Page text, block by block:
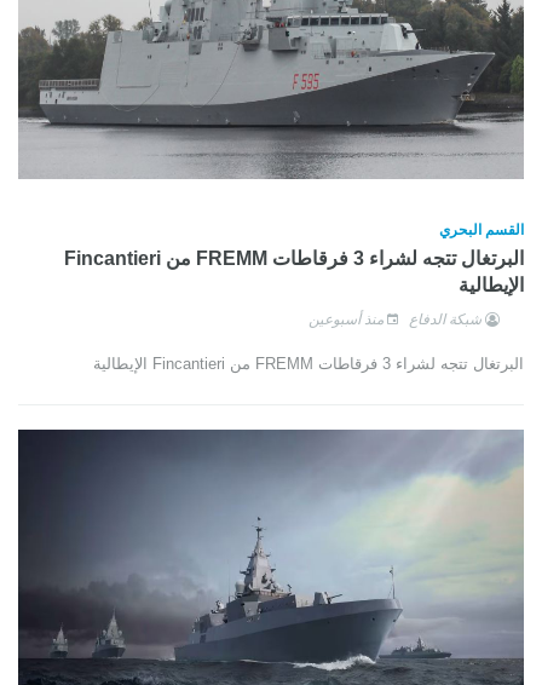
القسم البحري
البرتغال تتجه لشراء 3 فرقاطات FREMM من Fincantieri
الإيطالية
شبكة الدفاع منذ أسبوعين
البرتغال تتجه لشراء 3 فرقاطات FREMM من Fincantieri الإيطالية